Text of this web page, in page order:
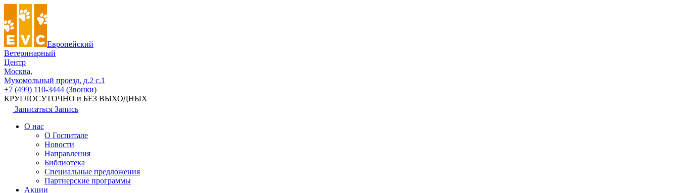
Европейский
Ветеринарный
Центр
Москва,
Мукомольный проезд, д.2 с.1
+7 (499) 110-3444 (Звонки)
КРУГЛОСУТОЧНО и БЕЗ ВЫХОДНЫХ
Записаться Запись
О нас
О Госпитале
Новости
Направления
Библиотека
Специальные предложения
Партнерские программы
Акции